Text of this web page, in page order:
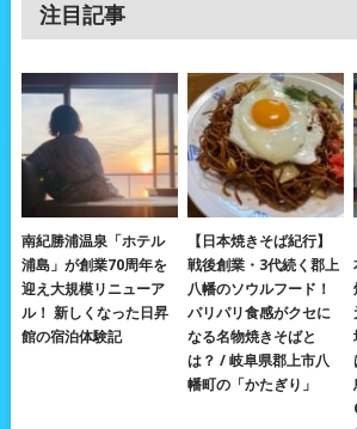
注目記事
南紀勝浦温泉「ホテル
浦島」が創業70周年を
迎え大規模リニューア
ル！ 新しくなった日昇
館の宿泊体験記
【日本焼きそば紀行】
戦後創業・3代続く郡上
八幡のソウルフード！
パリパリ食感がクセに
なる名物焼きそばと
は？ / 岐阜県郡上市八
幡町の「かたぎり」